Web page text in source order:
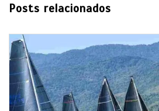
Posts relacionados